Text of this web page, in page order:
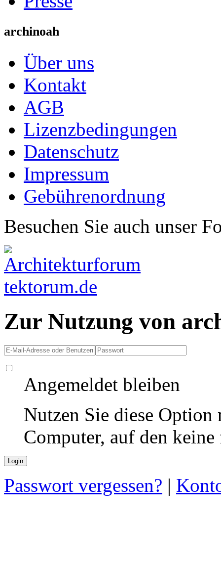
archinoah
Über uns
Kontakt
AGB
Lizenzbedingungen
Datenschutz
Impressum
Gebührenordnung
Besuchen Sie auch unser
Zur Nutzung von
Angemeldet bleiben
Nutzen Sie diese
Computer, auf den
Passwort vergessen? |